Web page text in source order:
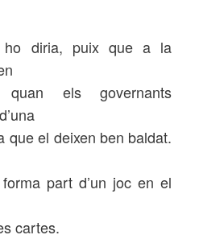
diria, puix que a la
quan els governants
que el deixen ben baldat.
part d’un joc en el
cartes.